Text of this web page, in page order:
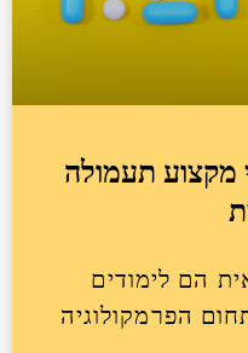
מקצוע תעמולה
הם לימודים
הפרמקולוגיה